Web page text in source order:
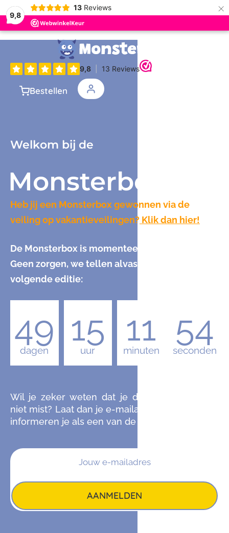
9,8
13 Reviews ×
Bestellen
Welkom bij de
Monsterbox
Heb jij een Monsterbox gewonnen via de
veiling op vakantieveilingen? Klik dan hier!
De Monsterbox is momenteel uitverkocht.
Geen zorgen, we tellen alvast af naar de
volgende editie:
49
dagen
15
uur
11
minuten
53
seconden
Wil je zeker weten dat je de komende editie
niet mist? Laat dan je e-mailadres achter en we
informeren je als een van de eersten.
AANMELDEN